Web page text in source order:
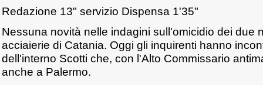
Redazione 13" servizio Dispensa 1'35"
Nessuna novità nelle indagini sull'omicidio dei due
acciaierie di Catania. Oggi gli inquirenti hanno
dell'interno Scotti che, con l'Alto Commissario
anche a Palermo.